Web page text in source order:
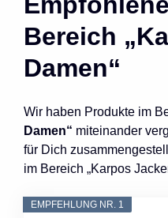
Bereich
Damen“
Wir haben Produkte im
Damen“ miteinander
für Dich
im Bereich „Karpos
EMPFEHLUNG NR. 1